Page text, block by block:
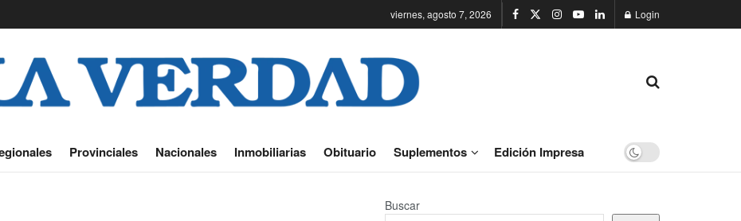
viernes, agosto 7, 2026 Login
Provinciales Nacionales Inmobiliarias Obituario Suplementos Edición Impresa
Buscar